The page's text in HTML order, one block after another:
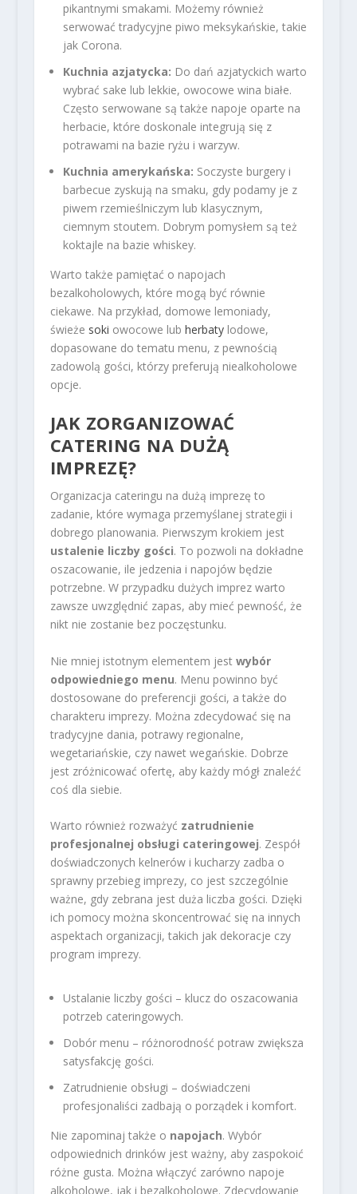
pikantnymi smakami. Możemy również
serwować tradycyjne piwo meksykańskie, takie
jak Corona.
Kuchnia azjatycka: Do dań azjatyckich warto
wybrać sake lub lekkie, owocowe wina białe.
Często serwowane są także napoje oparte na
herbacie, które doskonale integrują się z
potrawami na bazie ryżu i warzyw.
Kuchnia amerykańska: Soczyste burgery i
barbecue zyskują na smaku, gdy podamy je z
piwem rzemieślniczym lub klasycznym,
ciemnym stoutem. Dobrym pomysłem są też
koktajle na bazie whiskey.
Warto także pamiętać o napojach
bezalkoholowych, które mogą być równie
ciekawe. Na przykład, domowe lemoniady,
świeże soki owocowe lub herbatylodowe,
dopasowane do tematu menu, z pewnością
zadowolą gości, którzy preferują niealkoholowe
opcje.
JAK ZORGANIZOWAĆ
CATERING NA DUŻĄ
IMPREZĘ?
Organizacja cateringu na dużą imprezę to
zadanie, które wymaga przemyślanej strategii i
dobrego planowania. Pierwszym krokiem jest
ustalenie liczby gości. To pozwoli na dokładne
oszacowanie, ile jedzenia i napojów będzie
potrzebne. W przypadku dużych imprez warto
zawsze uwzględnić zapas, aby mieć pewność, że
nikt nie zostanie bez poczęstunku.
Nie mniej istotnym elementem jest wybór
odpowiedniego menu. Menu powinno być
dostosowane do preferencji gości, a także do
charakteru imprezy. Można zdecydować się na
tradycyjne dania, potrawy regionalne,
wegetariańskie, czy nawet wegańskie. Dobrze
jest zróżnicować ofertę, aby każdy mógł znaleźć
coś dla siebie.
Warto również rozważyć zatrudnienie
profesjonalnej obsługi cateringowej. Zespół
doświadczonych kelnerów i kucharzy zadba o
sprawny przebieg imprezy, co jest szczególnie
ważne, gdy zebrana jest duża liczba gości. Dzięki
ich pomocy można skoncentrować się na innych
aspektach organizacji, takich jak dekoracje czy
program imprezy.
Ustalanie liczby gości – klucz do oszacowania
potrzeb cateringowych.
Dobór menu – różnorodność potraw zwiększa
satysfakcję gości.
Zatrudnienie obsługi – doświadczeni
profesjonaliści zadbają o porządek i komfort.
Nie zapominaj także o napojach. Wybór
odpowiednich drinków jest ważny, aby zaspokoić
różne gusta. Można włączyć zarówno napoje
alkoholowe, jak i bezalkoholowe. Zdecydowanie